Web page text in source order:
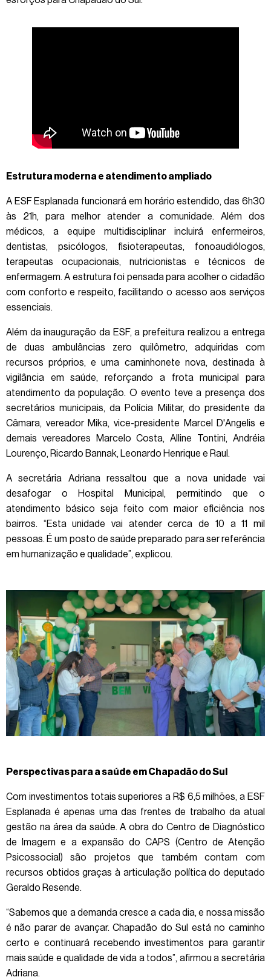
Estrutura moderna e atendimento ampliado
A ESF Esplanada funcionará em horário estendido, das 6h30
às 21h, para melhor atender a comunidade. Além dos
médicos, a equipe multidisciplinar incluirá enfermeiros,
dentistas, psicólogos, fisioterapeutas, fonoaudiólogos,
terapeutas ocupacionais, nutricionistas e técnicos de
enfermagem. A estrutura foi pensada para acolher o cidadão
com conforto e respeito, facilitando o acesso aos serviços
essenciais.
Além da inauguração da ESF, a prefeitura realizou a entrega
de duas ambulâncias zero quilômetro, adquiridas com
recursos próprios, e uma caminhonete nova, destinada à
vigilância em saúde, reforçando a frota municipal para
atendimento da população. O evento teve a presença dos
secretários municipais, da Polícia Militar, do presidente da
Câmara, vereador Mika, vice-presidente Marcel D'Angelis e
demais vereadores Marcelo Costa, Alline Tontini, Andréia
Lourenço, Ricardo Bannak, Leonardo Henrique e Raul.
A secretária Adriana ressaltou que a nova unidade vai
desafogar o Hospital Municipal, permitindo que o
atendimento básico seja feito com maior eficiência nos
bairros. “Esta unidade vai atender cerca de 10 a 11 mil
pessoas. É um posto de saúde preparado para ser referência
em humanização e qualidade”, explicou.
Perspectivas para a saúde em Chapadão do Sul
Com investimentos totais superiores a R$ 6,5 milhões, a ESF
Esplanada é apenas uma das frentes de trabalho da atual
gestão na área da saúde. A obra do Centro de Diagnóstico
de Imagem e a expansão do CAPS (Centro de Atenção
Psicossocial) são projetos que também contam com
recursos obtidos graças à articulação política do deputado
Geraldo Resende.
“Sabemos que a demanda cresce a cada dia, e nossa missão
é não parar de avançar. Chapadão do Sul está no caminho
certo e continuará recebendo investimentos para garantir
mais saúde e qualidade de vida a todos”, afirmou a secretária
Adriana.